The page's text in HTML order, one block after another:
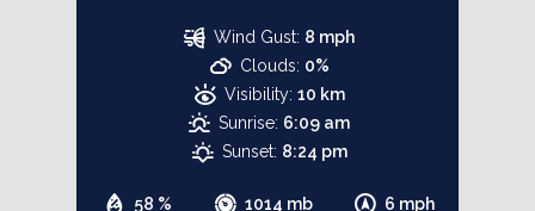
58 % 1014 mb 6 mph
Wind Gust: 8 mph
Clouds: 0%
Visibility: 10 km
Sunrise: 6:09 am
Sunset: 8:24 pm